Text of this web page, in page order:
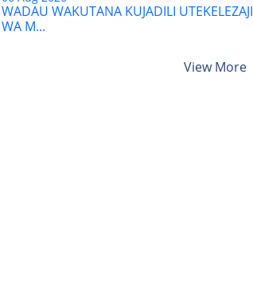
WADAU WAKUTANA KUJADILI UTEKELEZAJI
WA M...
View More